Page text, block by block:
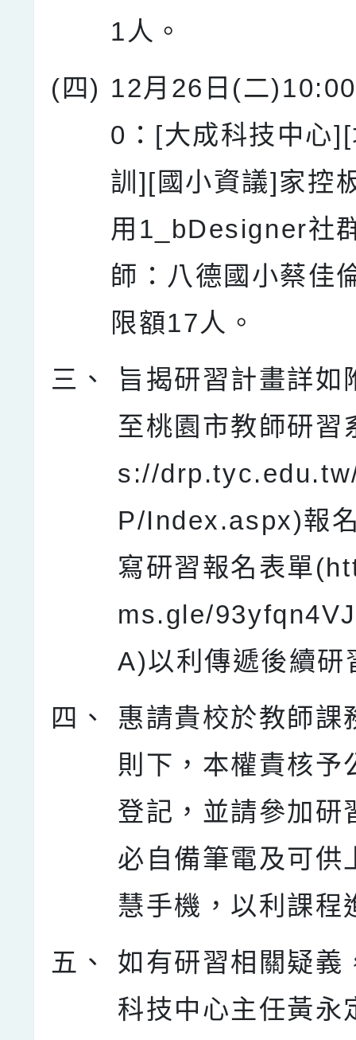
1人。
(四) 12月26日(二
0：[大成科技中心
訓][國小資議]家控
用1_bDesigner社
師：八德國小蔡佳
限額17人。
三、
旨揭研習計畫詳如
至桃園市教師研習
s://
P/Index.aspx)報
寫研習報名表單
ms.gle/
A)以利傳遞後續研
四、
惠請貴校於教師課
則下，本權責核予
登記，並請參加研
必自備筆電及可供
慧手機，以利課程
五、
如有研習相關疑義
科技中心主任黃永